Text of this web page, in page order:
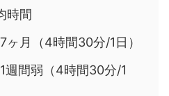
時間
ヶ月（4時間30分/1日）
週間弱（4時間30分/1